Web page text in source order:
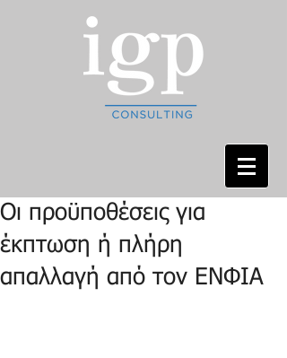
Οι προϋποθέσεις για
έκπτωση ή πλήρη
απαλλαγή από τον ΕΝΦΙΑ